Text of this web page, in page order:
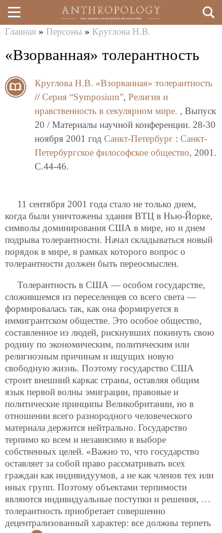
Перейти
к
здесь
Главная » Персоны » Круглова Н.В.
«Взорванная» толерантность
Круглова Н.В. «Взорванная» толерантность
// Серия “Symposium”, Религия и
нравственность в секулярном мире. , Выпуск
20 / Материалы научной конференции. 28-30
ноября 2001 год Санкт-Петербург : Санкт-
Петербургское философское общество, 2001.
C.44-46.
11 сентября 2001 года стало не только днем,
когда были уничтожены здания ВТЦ в Нью-Йорке,
символы доминирования США в мире, но и днем
подрыва толерантности. Начал складываться новый
порядок в мире, в рамках которого вопрос о
толерантности должен быть переосмыслен.
Толерантность в США — особом государстве,
сложившемся из переселенцев со всего света —
формировалась так, как она формируется в
иммигрантском обществе. Это особое общество,
составленное из людей, рискнувших покинуть свою
родину по экономическим, политическим или
религиозным причинам и ищущих новую
свободную жизнь. Поэтому государство США
строит внешний каркас страны, оставляя общим
язык первой волны эмиграции, правовые и
политические принципы Великобритании, но в
отношении всего разнородного человеческого
материала держится нейтрально. Государство
терпимо ко всем и независимо в выборе
собственных целей. «Важно то, что государство
оставляет за собой право рассматривать всех
граждан как индивидуумов, а не как членов тех или
иных групп. Поэтому объектами терпимости
являются индивидуальные поступки и решения, …
толерантность приобретает совершенно
децентрализованный характер: все должны терпеть